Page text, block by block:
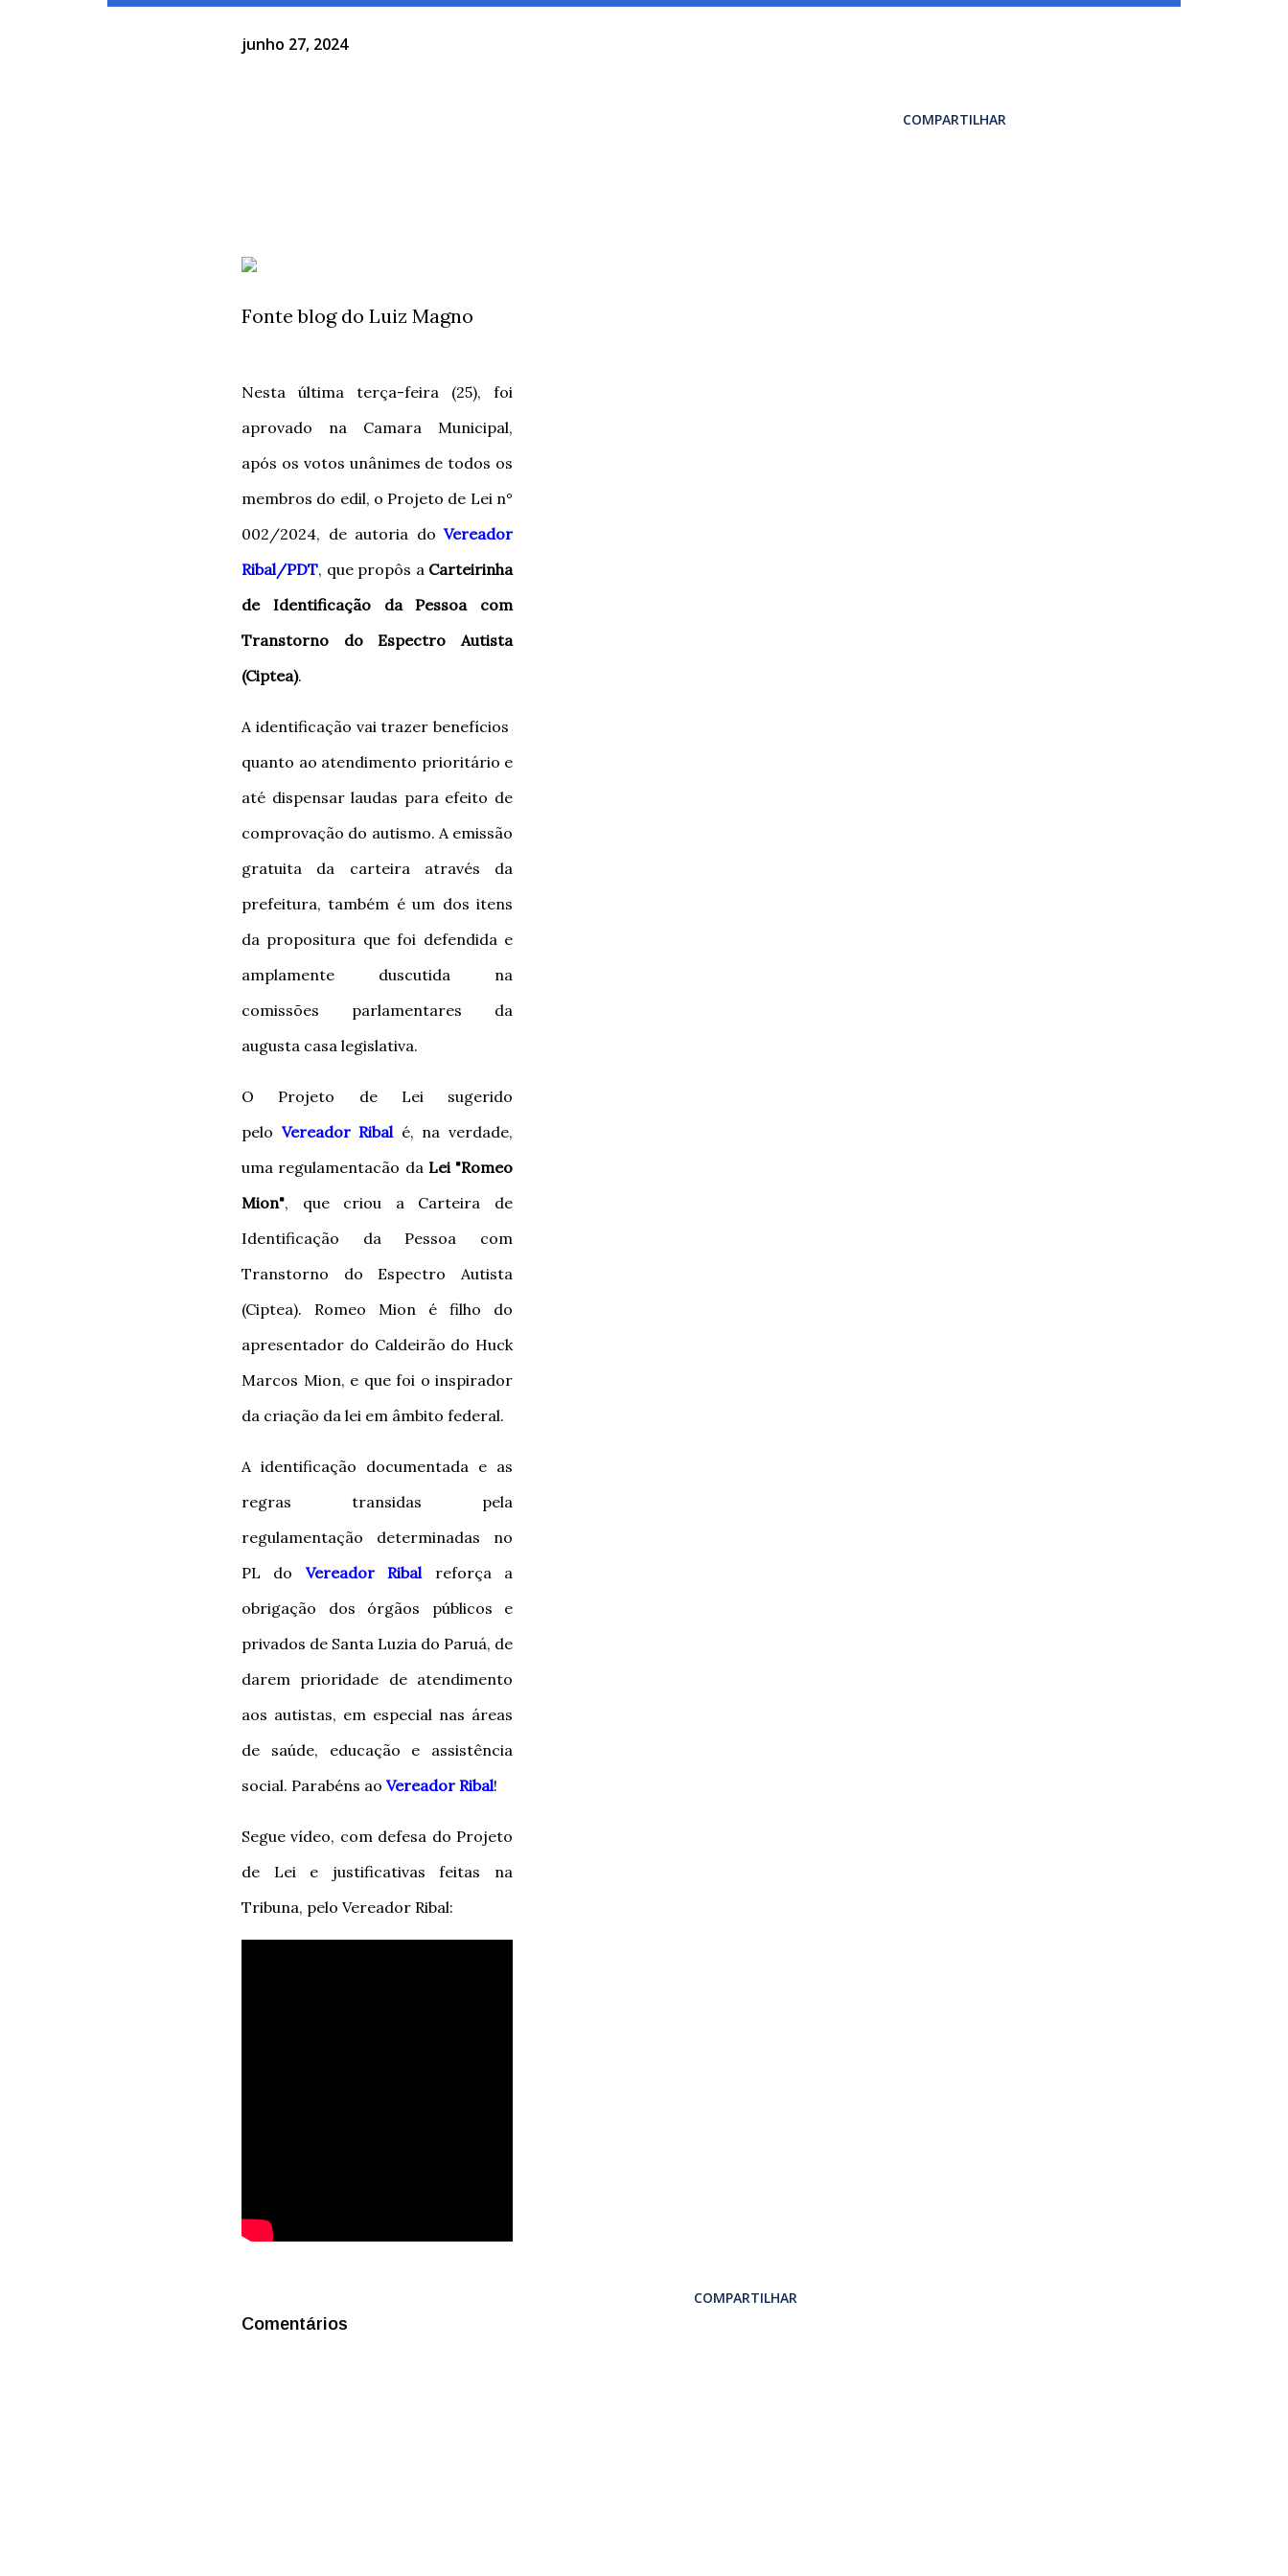
junho 27, 2024
g
r
m
Nesta última terça-feira (25), foi
aprovado na Camara Municipal,
após os votos unânimes de todos os
membros do edil, o Projeto de Lei n°
002/2024, de autoria doVereador
Ribal/PDT, que propôs a Carteirinha
de Identificação daPessoa com
Transtorno do Espectro Autista
(Ciptea).
A identificação vai trazer benefícios
quanto ao atendimento prioritário e
até dispensar laudas para efeito de
comprovação do autismo. A emissão
gratuita da carteira através da
prefeitura, também é um dos itens
da propositura que foi defendida e
amplamente duscutida na
comissões parlamentares da
augusta casa legislativa.
O Projeto de Lei sugerido
pelo Vereador Ribalé, na verdade,
uma regulamentacão da Lei "Romeo
Mion", que criou a Carteira de
Identificação da Pessoa com
Transtorno do Espectro Autista
(Ciptea). Romeo Mion é filho do
apresentador do Caldeirão do Huck
Marcos Mion, e que foi o inspirador
da criação da lei em âmbito federal.
A identificação documentada e as
regras transidas pela
regulamentação determinadas no
PL do Vereador Ribalreforça a
obrigação dos órgãos públicos e
privados de Santa Luzia do Paruá, de
darem prioridade de atendimento
aos autistas, em especial nas áreas
de saúde, educação e assistência
social. Parabéns ao Vereador Ribal!
Segue vídeo, com defesa do Projeto
de Lei e justificativas feitas na
Tribuna, pelo Vereador Ribal:
Fonte blog do Luiz Magno
COMPARTILHAR
COMPARTILHAR
Comentários